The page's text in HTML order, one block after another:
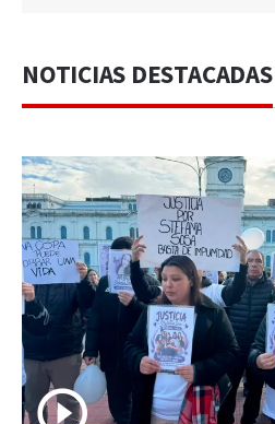
NOTICIAS DESTACADAS